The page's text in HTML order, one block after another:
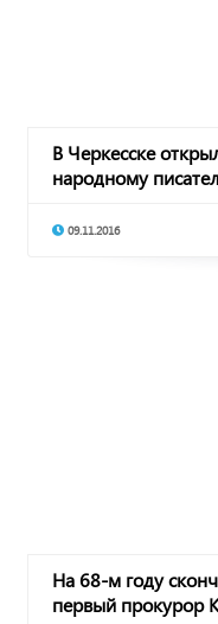
В Черкесске
народному
09.11.2016
На 68-м году
первый прокурор